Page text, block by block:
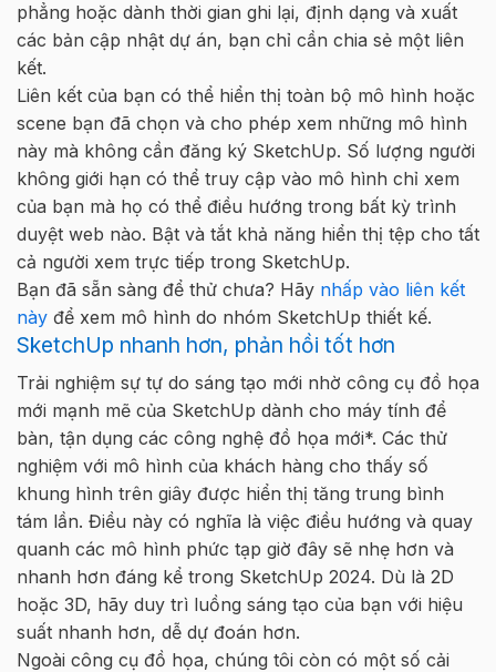
phẳng hoặc dành thời gian ghi lại, định dạng và xuất
các bản cập nhật dự án, bạn chỉ cần chia sẻ một liên
kết.
Liên kết của bạn có thể hiển thị toàn bộ mô hình hoặc
scene bạn đã chọn và cho phép xem những mô hình
này mà không cần đăng ký SketchUp. Số lượng người
không giới hạn có thể truy cập vào mô hình chỉ xem
của bạn mà họ có thể điều hướng trong bất kỳ trình
duyệt web nào. Bật và tắt khả năng hiển thị tệp cho tất
cả người xem trực tiếp trong SketchUp.
Bạn đã sẵn sàng để thử chưa? Hãy nhấp vào liên kết
này để xem mô hình do nhóm SketchUp thiết kế.
SketchUp nhanh hơn, phản hồi tốt hơn
Trải nghiệm sự tự do sáng tạo mới nhờ công cụ đồ họa
mới mạnh mẽ của SketchUp dành cho máy tính để
bàn, tận dụng các công nghệ đồ họa mới*. Các thử
nghiệm với mô hình của khách hàng cho thấy số
khung hình trên giây được hiển thị tăng trung bình
tám lần. Điều này có nghĩa là việc điều hướng và quay
quanh các mô hình phức tạp giờ đây sẽ nhẹ hơn và
nhanh hơn đáng kể trong SketchUp 2024. Dù là 2D
hoặc 3D, hãy duy trì luồng sáng tạo của bạn với hiệu
suất nhanh hơn, dễ dự đoán hơn.
Ngoài công cụ đồ họa, chúng tôi còn có một số cải